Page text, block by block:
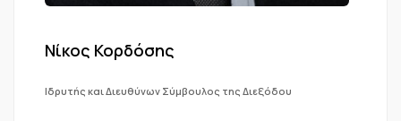
Νίκος Κορδόσης
Ιδρυτής και Διευθύνων Σύμβουλος της Διεξόδου